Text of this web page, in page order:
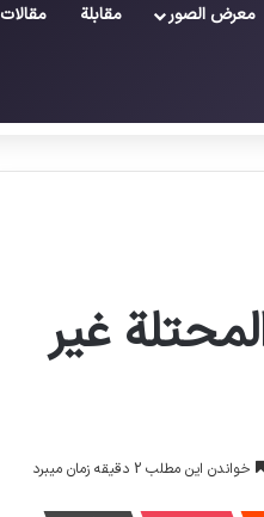
معرض الصور مقابلة مقالات
غير
خواندن این مطلب 2 دقیقه زمان میبرد